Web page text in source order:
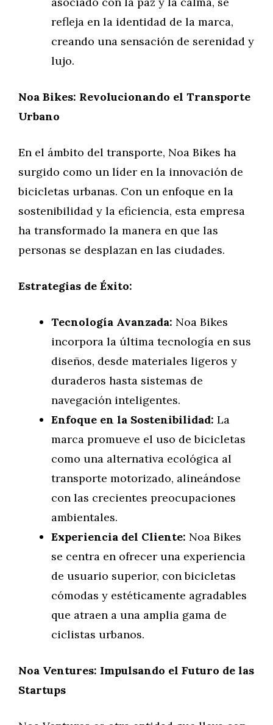
refleja en la identidad de la marca,
creando una sensación de serenidad y
lujo.
Noa Bikes: Revolucionando el Transporte
Urbano
En el ámbito del transporte, Noa Bikes ha
surgido como un líder en la innovación de
bicicletas urbanas. Con un enfoque en la
sostenibilidad y la eficiencia, esta empresa
ha transformado la manera en que las
personas se desplazan en las ciudades.
Estrategias de Éxito:
Tecnología Avanzada: Noa Bikes
incorpora la última tecnología en sus
diseños, desde materiales ligeros y
duraderos hasta sistemas de
navegación inteligentes.
Enfoque en la Sostenibilidad: La
marca promueve el uso de bicicletas
como una alternativa ecológica al
transporte motorizado, alineándose
con las crecientes preocupaciones
ambientales.
Experiencia del Cliente: Noa Bikes
se centra en ofrecer una experiencia
de usuario superior, con bicicletas
cómodas y estéticamente agradables
que atraen a una amplia gama de
ciclistas urbanos.
Noa Ventures: Impulsando el Futuro de las
Startups